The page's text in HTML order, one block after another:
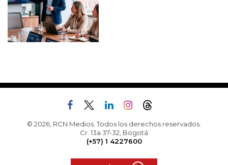
© 2026, RCN Medios. Todos los derechos reservados.
Cr. 13a 37-32, Bogotá
(+57) 1 4227600